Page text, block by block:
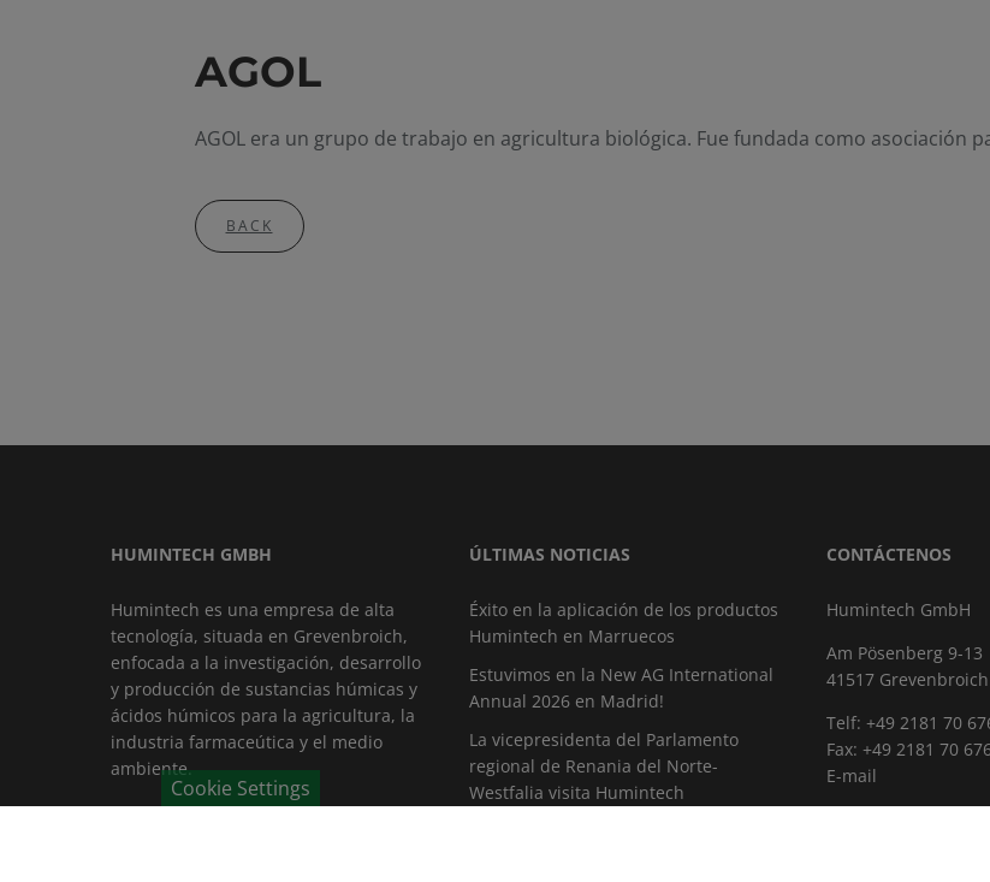
AGOL
AGOL era un grupo de trabajo en agricultura biológica. Fue fundada como asociación
BACK
HUMINTECH GMBH
Humintech es una empresa de alta
tecnología, situada en Grevenbroich,
enfocada a la investigación, desarrollo
y producción de sustancias húmicas y
ácidos húmicos para la agricultura, la
industria farmaceútica y el medio
ambiente.
ÚLTIMAS NOTICIAS
Éxito en la aplicación de los productos
Humintech en Marruecos
Estuvimos en la New AG International
Annual 2026 en Madrid!
La vicepresidenta del Parlamento
regional de Renania del Norte-
Westfalia visita Humintech
CONTÁCTENOS
Humintech GmbH
Am Pösenberg 9-13
41517
Telf: +49 2181 70
Fax: +49 2181 70
E-mail
Cookie Settings